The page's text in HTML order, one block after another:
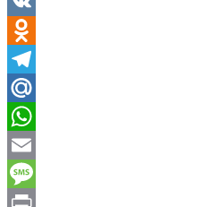
VK
Odnoklassniki
Telegram
Mail.Ru
WhatsApp
Email
Message